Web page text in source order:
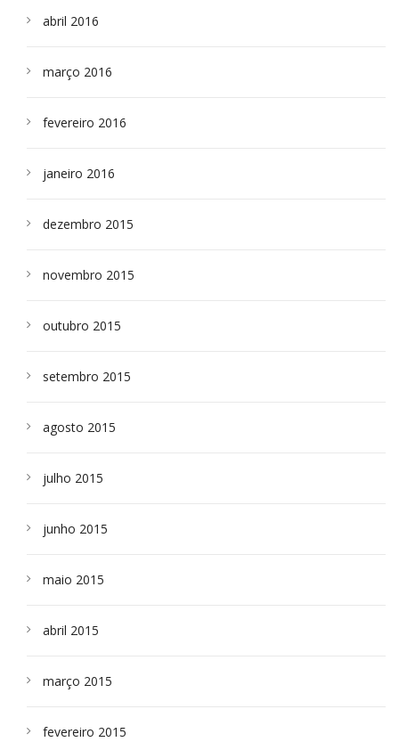
abril 2016
março 2016
fevereiro 2016
janeiro 2016
dezembro 2015
novembro 2015
outubro 2015
setembro 2015
agosto 2015
julho 2015
junho 2015
maio 2015
abril 2015
março 2015
fevereiro 2015